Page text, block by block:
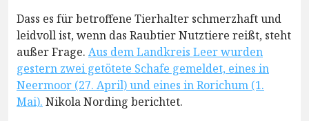
Dass es für betroffene Tierhalter schmerzhaft und
leidvoll ist, wenn das Raubtier Nutztiere reißt, steht
außer Frage. Aus dem Landkreis Leer wurden
gestern zwei getötete Schafe gemeldet, eines in
Neermoor (27. April) und eines in Rorichum (1.
Mai). Nikola Nording berichtet.